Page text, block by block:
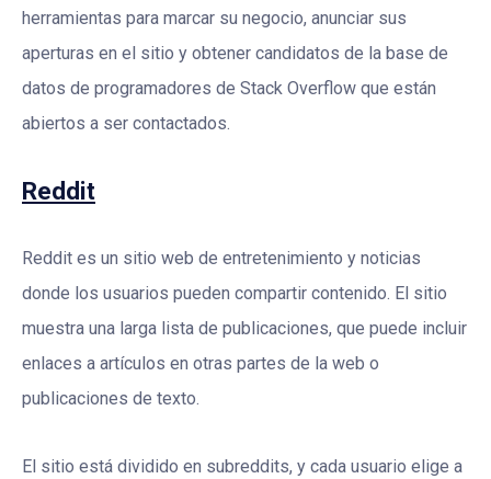
herramientas para marcar su negocio, anunciar sus
aperturas en el sitio y obtener candidatos de la base de
datos de programadores de Stack Overflow que están
abiertos a ser contactados.
Reddit
Reddit es un sitio web de entretenimiento y noticias
donde los usuarios pueden compartir contenido. El sitio
muestra una larga lista de publicaciones, que puede incluir
enlaces a artículos en otras partes de la web o
publicaciones de texto.
El sitio está dividido en subreddits, y cada usuario elige a